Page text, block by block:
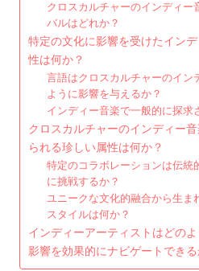
クロスカルチャーのインディー
バルはどれか？
特定の文化に影響を受けたイン
性は何か？
言語はクロスカルチャーのイン
ように影響を与えるか？
インディー音楽で一般的に探求
クロスカルチャーのインディー
られる珍しい属性は何か？
特定のコラボレーションは伝統
に挑戦するか？
ユニークな文化的融合から生ま
スタイルは何か？
インディーアーティストはどの
影響を効果的にナビゲートできる